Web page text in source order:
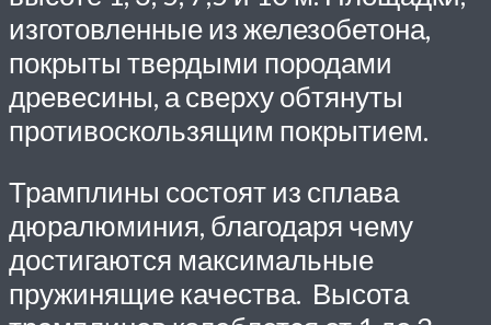
изготовленные из железобетона,
покрыты твердыми породами
древесины, а сверху обтянуты
противоскользящим покрытием.
Трамплины состоят из сплава
дюралюминия, благодаря чему
достигаются максимальные
пружинящие качества. Высота